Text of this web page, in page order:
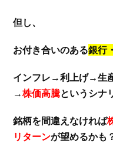
但し、
お付き合いのある銀行
インフレ→利上げ→生
→株価高騰というシナ
銘柄を間違えなければ
リターンが望めるかも